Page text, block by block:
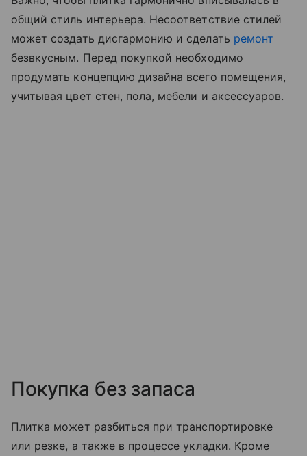
общий стиль интерьера. Несоответствие стилей
может создать дисгармонию и сделать ремонт
безвкусным. Перед покупкой необходимо
продумать концепцию дизайна всего помещения,
учитывая цвет стен, пола, мебели и аксессуаров.
Покупка без запаса
Плитка может разбиться при транспортировке
или резке, а также в процессе укладки. Кроме